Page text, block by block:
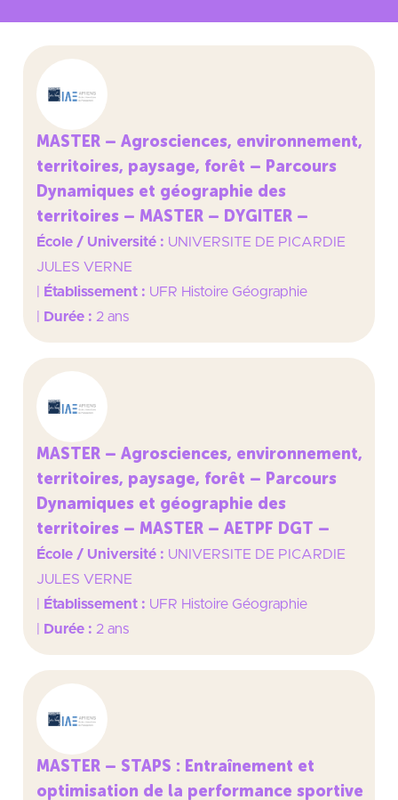
MASTER – Agrosciences, environnement,
territoires, paysage, forêt – Parcours
Dynamiques et géographie des
territoires – MASTER – DYGITER –
École / Université : UNIVERSITE DE PICARDIE
JULES VERNE
Établissement : UFR Histoire Géographie
Durée : 2 ans
MASTER – Agrosciences, environnement,
territoires, paysage, forêt – Parcours
Dynamiques et géographie des
territoires – MASTER – AETPF DGT –
École / Université : UNIVERSITE DE PICARDIE
JULES VERNE
Établissement : UFR Histoire Géographie
Durée : 2 ans
MASTER – STAPS : Entraînement et
optimisation de la performance sportive